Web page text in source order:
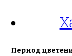
Период